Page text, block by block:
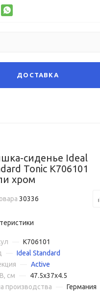
ДОСТАВКА
сиденье Ideal
Tonic K706101
хром
30336
K706101
Ideal Standard
Active
см
47.5x37x4.5
производства
Германия